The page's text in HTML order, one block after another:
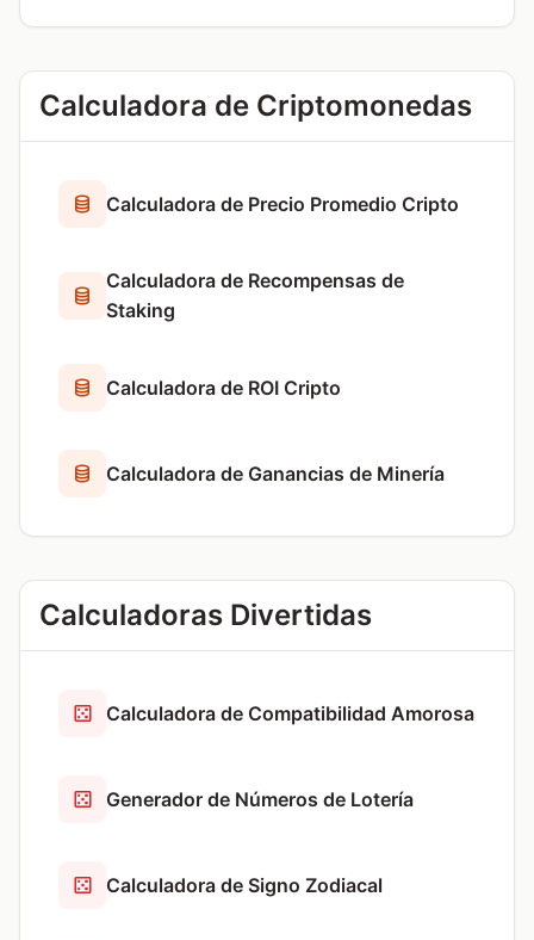
Calculadora de Criptomonedas
Calculadora de Precio Promedio Cripto
Calculadora de Recompensas de
Staking
Calculadora de ROI Cripto
Calculadora de Ganancias de Minería
Calculadoras Divertidas
Calculadora de Compatibilidad Amorosa
Generador de Números de Lotería
Calculadora de Signo Zodiacal